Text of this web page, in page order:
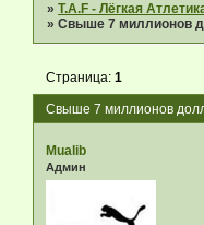
»T.A.F - Лёгкая
»Свыше 7 миллионов
Свыше 7 миллионов
Страница:1
Mualib
Админ